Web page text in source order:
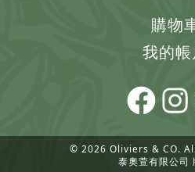
購物
我的帳
© 2026 Oliviers & CO.
泰奧萱有限公司